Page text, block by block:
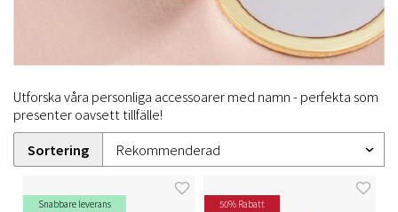
Utforska våra personliga accessoarer med namn - perfekta som
presenter oavsett tillfälle!
Sortering
Snabbare leverans 50% Rabatt